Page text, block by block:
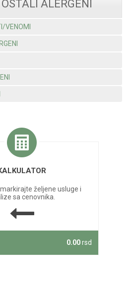
ALERGENI
VENOMI
željene usluge i
sa cenovnika.
0.00rsd